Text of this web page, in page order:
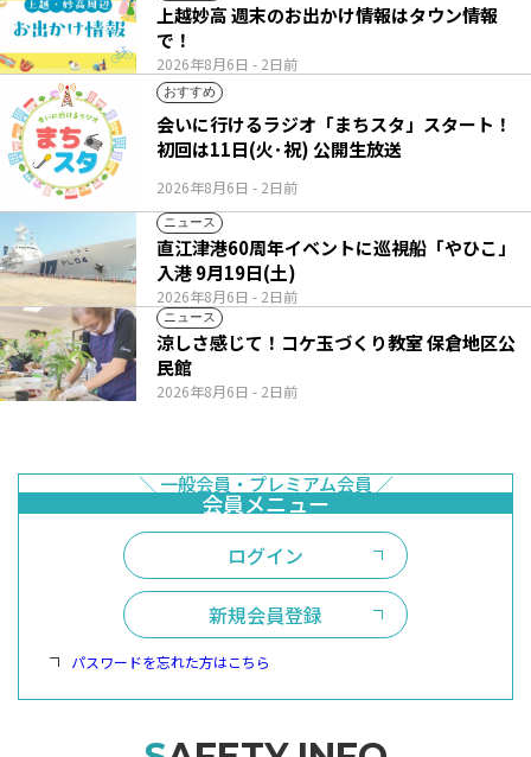
2026年8月6日 - 2日前
上越妙高 週末のお出かけ情報はタウン情報
で！
おすすめ
2026年8月6日 - 2日前
会いに行けるラジオ「まちスタ」スタート！
初回は11日(火･祝) 公開生放送
ニュース
2026年8月6日 - 2日前
直江津港60周年イベントに巡視船「やひこ」
入港 9月19日(土)
ニュース
2026年8月6日 - 2日前
涼しさ感じて！コケ玉づくり教室 保倉地区公
民館
ログイン
新規会員登録
パスワードを忘れた方はこちら